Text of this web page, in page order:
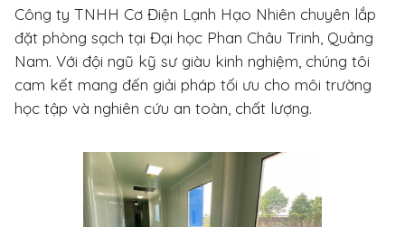
Công ty TNHH Cơ Điện Lạnh Hạo Nhiên chuyên lắp
đặt phòng sạch tại Đại học Phan Châu Trinh, Quảng
Nam. Với đội ngũ kỹ sư giàu kinh nghiệm, chúng tôi
cam kết mang đến giải pháp tối ưu cho môi trường
học tập và nghiên cứu an toàn, chất lượng.